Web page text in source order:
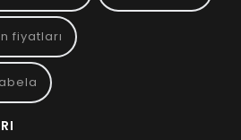
fiyatları